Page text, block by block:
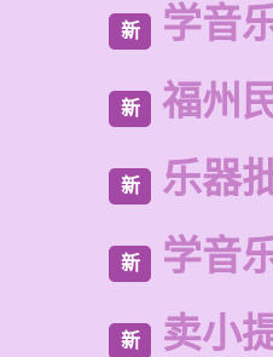
新 学音
新 福州
新 乐器
新 学音
新 卖小